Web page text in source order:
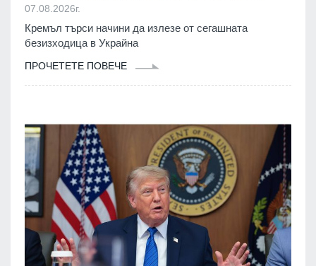
07.08.2026г.
Кремъл търси начини да излезе от сегашната
безизходица в Украйна
ПРОЧЕТЕТЕ ПОВЕЧЕ